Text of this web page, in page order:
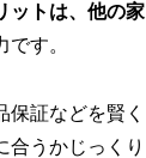
ットは、他の家
す。
保証などを賢く
合うかじっくり